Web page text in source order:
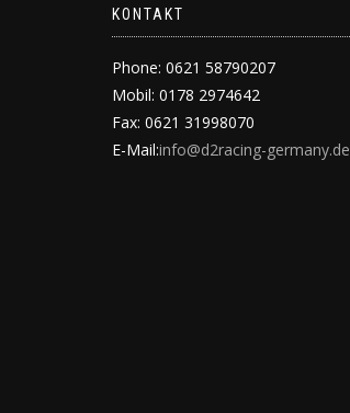
KONTAKT
Phone: 0621 58790207
Mobil: 0178 2974642
Fax: 0621 31998070
E-Mail:info@d2racing-germany.de